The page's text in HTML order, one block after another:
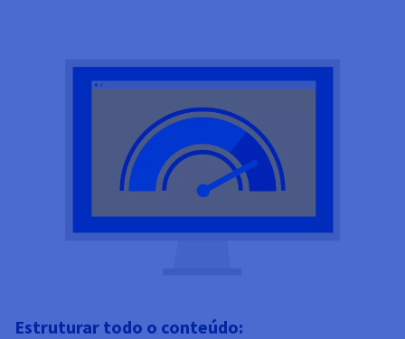
Estruturar todo o conteúdo: